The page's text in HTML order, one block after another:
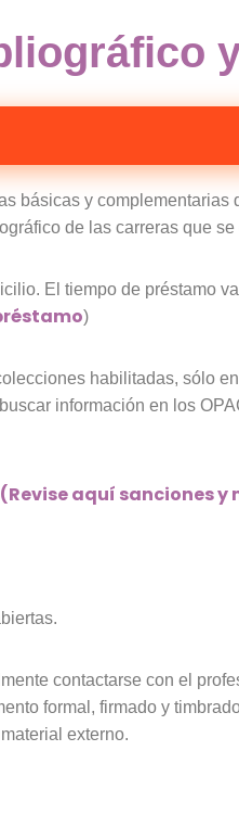
básicas y
de las carreras que
El tiempo de préstamo
)
habilitadas, sólo
información en los
(Revise aquí sanciones y
contactarse con el
formal, firmado y
externo.